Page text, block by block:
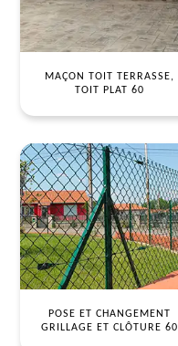
MAÇON TOIT TERRASSE,
TOIT PLAT 60
POSE ET CHANGEMENT
GRILLAGE ET CLÔTURE 60